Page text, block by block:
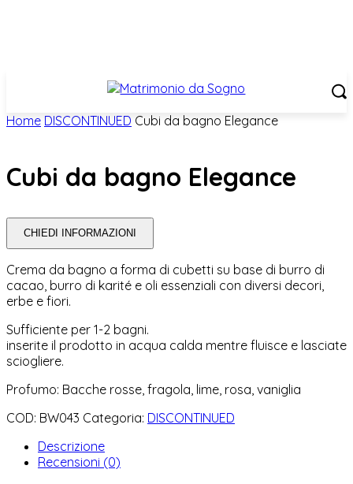
Home DISCONTINUED Cubi da bagno Elegance
Cubi da bagno Elegance
CHIEDI INFORMAZIONI
Crema da bagno a forma di cubetti su base di burro di
cacao, burro di karité e oli essenziali con diversi decori,
erbe e fiori.
Sufficiente per 1-2 bagni.
inserite il prodotto in acqua calda mentre fluisce e lasciate
sciogliere.
Profumo: Bacche rosse, fragola, lime, rosa, vaniglia
COD: BW043 Categoria: DISCONTINUED
Descrizione
Recensioni (0)